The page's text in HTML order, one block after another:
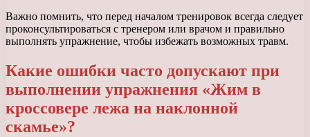
Важно помнить, что перед началом тренировок всегда следует
проконсультироваться с тренером или врачом и правильно
выполнять упражнение, чтобы избежать возможных травм.
Какие ошибки часто допускают при
выполнении упражнения «Жим в
кроссовере лежа на наклонной
скамье»?